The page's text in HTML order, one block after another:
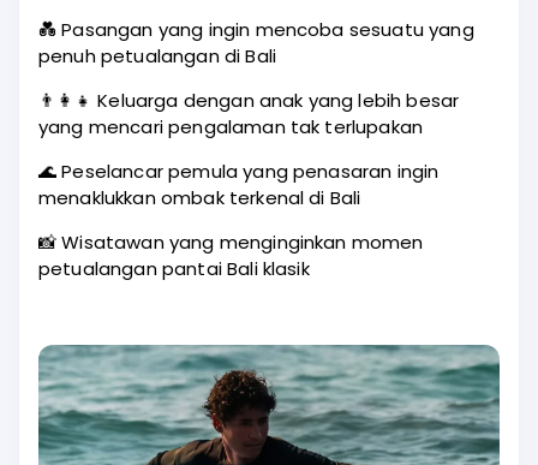
💑 Pasangan yang ingin mencoba sesuatu yang
penuh petualangan di Bali
👨‍👩‍👧 Keluarga dengan anak yang lebih besar
yang mencari pengalaman tak terlupakan
🌊 Peselancar pemula yang penasaran ingin
menaklukkan ombak terkenal di Bali
📸 Wisatawan yang menginginkan momen
petualangan pantai Bali klasik